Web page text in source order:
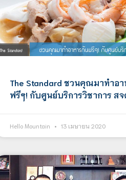
The Standard ชวนคุณมาทำอ
ฟรีๆ! กับศูนย์บริการวิชาการ ส
Hello Mountain 13 เมษายน 2020